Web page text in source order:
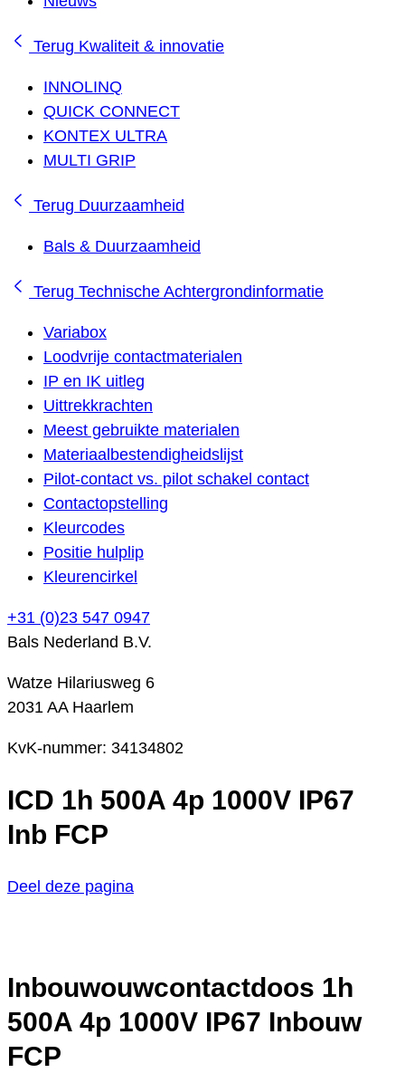
Terug Kwaliteit & innovatie
INNOLINQ
QUICK CONNECT
KONTEX ULTRA
MULTI GRIP
Terug Duurzaamheid
Bals & Duurzaamheid
Terug Technische Achtergrondinformatie
Variabox
Loodvrije contactmaterialen
IP en IK uitleg
Uittrekkrachten
Meest gebruikte materialen
Materiaalbestendigheidslijst
Pilot-contact vs. pilot schakel contact
Contactopstelling
Kleurcodes
Positie hulplip
Kleurencirkel
+31 (0)23 547 0947
Bals Nederland B.V.
Watze Hilariusweg 6
2031 AA Haarlem
KvK-nummer: 34134802
ICD 1h 500A 4p 1000V IP67
Inb FCP
Deel deze pagina
Inbouwouwcontactdoos 1h
500A 4p 1000V IP67 Inbouw
FCP